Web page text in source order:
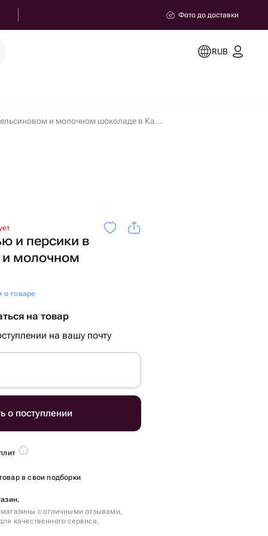
Фото до доставки
RUB
Финики с кешью и персики в апельсиновом и молочном шоколаде в Калуге
и персики в
молочном
о товаре
на товар
на вашу почту
о поступлении
в свои подборки
с отличными отзывами,
качественного сервиса.